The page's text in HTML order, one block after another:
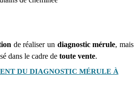
de réaliser un diagnostic mérule, mais
dans le cadre de toute vente.
DU DIAGNOSTIC MÉRULE À